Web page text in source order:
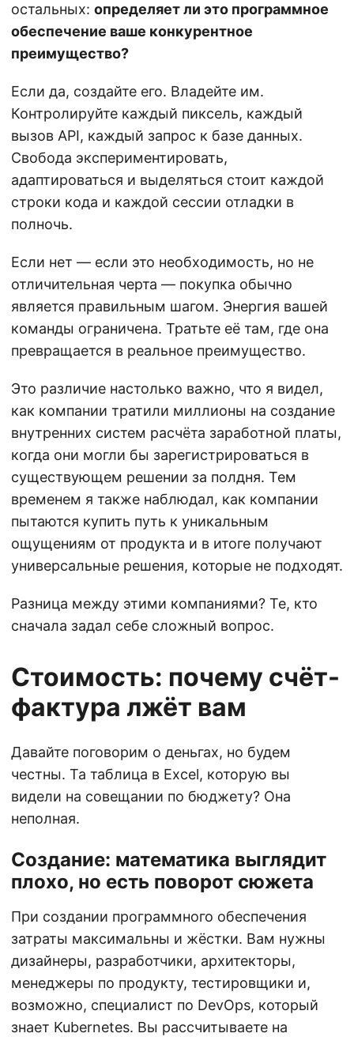
остальных: определяет ли это программное
обеспечение ваше конкурентное
преимущество?
Если да, создайте его. Владейте им.
Контролируйте каждый пиксель, каждый
вызов API, каждый запрос к базе данных.
Свобода экспериментировать,
адаптироваться и выделяться стоит каждой
строки кода и каждой сессии отладки в
полночь.
Если нет — если это необходимость, но не
отличительная черта — покупка обычно
является правильным шагом. Энергия вашей
команды ограничена. Тратьте её там, где она
превращается в реальное преимущество.
Это различие настолько важно, что я видел,
как компании тратили миллионы на создание
внутренних систем расчёта заработной платы,
когда они могли бы зарегистрироваться в
существующем решении за полдня. Тем
временем я также наблюдал, как компании
пытаются купить путь к уникальным
ощущениям от продукта и в итоге получают
универсальные решения, которые не подходят.
Разница между этими компаниями? Те, кто
сначала задал себе сложный вопрос.
Стоимость: почему счёт-
фактура лжёт вам
Давайте поговорим о деньгах, но будем
честны. Та таблица в Excel, которую вы
видели на совещании по бюджету? Она
неполная.
Создание: математика выглядит
плохо, но есть поворот сюжета
При создании программного обеспечения
затраты максимальны и жёстки. Вам нужны
дизайнеры, разработчики, архитекторы,
менеджеры по продукту, тестировщики и,
возможно, специалист по DevOps, который
знает Kubernetes. Вы рассчитываете на